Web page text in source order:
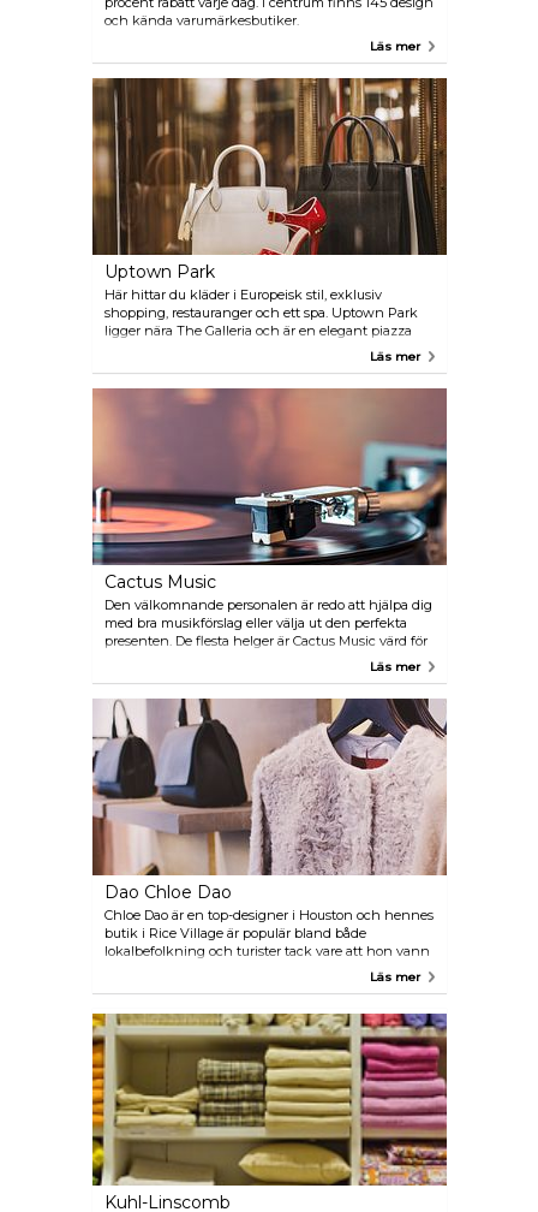
och kända varumärkesbutiker.
Läs mer
Uptown Park
Här hittar du kläder i Europeisk stil, exklusiv
shopping, restauranger och ett spa. Uptown Park
ligger nära The Galleria och är en elegant piazza
Läs mer
Cactus Music
Den välkomnande personalen är redo att hjälpa dig
med bra musikförslag eller välja ut den perfekta
presenten. De flesta helger är Cactus Music värd för
internationella och lokala band. Butiken är även
utrustad med böcker, t-shirts, affischer, DVD, diverse
souvenirer och konstverk.
Läs mer
Dao Chloe Dao
Chloe Dao är en top-designer i Houston och hennes
butik i Rice Village är populär bland både
lokalbefolkning och turister tack vare att hon vann
den andra säsongen av den berömda TV-show
"Project Runway". Förutom sin egen klädkollektion,
Läs mer
Kuhl-Linscomb